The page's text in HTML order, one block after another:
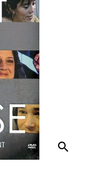
search